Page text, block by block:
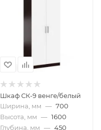
Шкаф СК-9 венге/белый
Ширина, мм — 700
Высота, мм — 1600
Глубина, мм — 450